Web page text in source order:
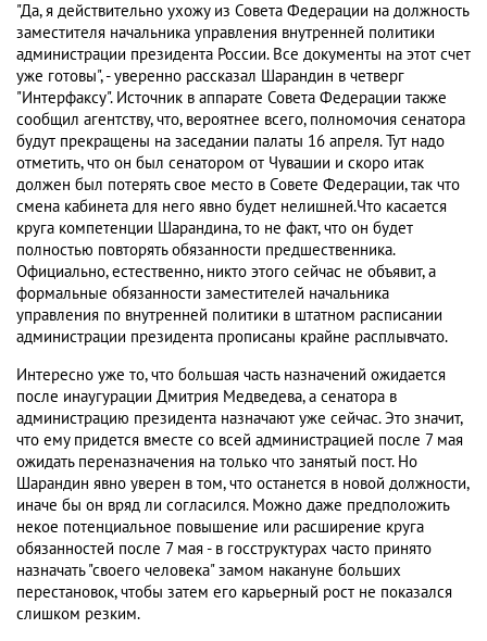
"Да, я действительно ухожу из Совета Федерации на должность
заместителя начальника управления внутренней политики
администрации президента России. Все документы на этот счет
уже готовы", - уверенно рассказал Шарандин в четверг
"Интерфаксу". Источник в аппарате Совета Федерации также
сообщил агентству, что, вероятнее всего, полномочия сенатора
будут прекращены на заседании палаты 16 апреля. Тут надо
отметить, что он был сенатором от Чувашии и скоро итак
должен был потерять свое место в Совете Федерации, так что
смена кабинета для него явно будет нелишней.Что касается
круга компетенции Шарандина, то не факт, что он будет
полностью повторять обязанности предшественника.
Официально, естественно, никто этого сейчас не объявит, а
формальные обязанности заместителей начальника
управления по внутренней политики в штатном расписании
администрации президента прописаны крайне расплывчато.
Интересно уже то, что большая часть назначений ожидается
после инаугурации Дмитрия Медведева, а сенатора в
администрацию президента назначают уже сейчас. Это значит,
что ему придется вместе со всей администрацией после 7 мая
ожидать переназначения на только что занятый пост. Но
Шарандин явно уверен в том, что останется в новой должности,
иначе бы он вряд ли согласился. Можно даже предположить
некое потенциальное повышение или расширение круга
обязанностей после 7 мая - в госструктурах часто принято
назначать "своего человека" замом накануне больших
перестановок, чтобы затем его карьерный рост не показался
слишком резким.